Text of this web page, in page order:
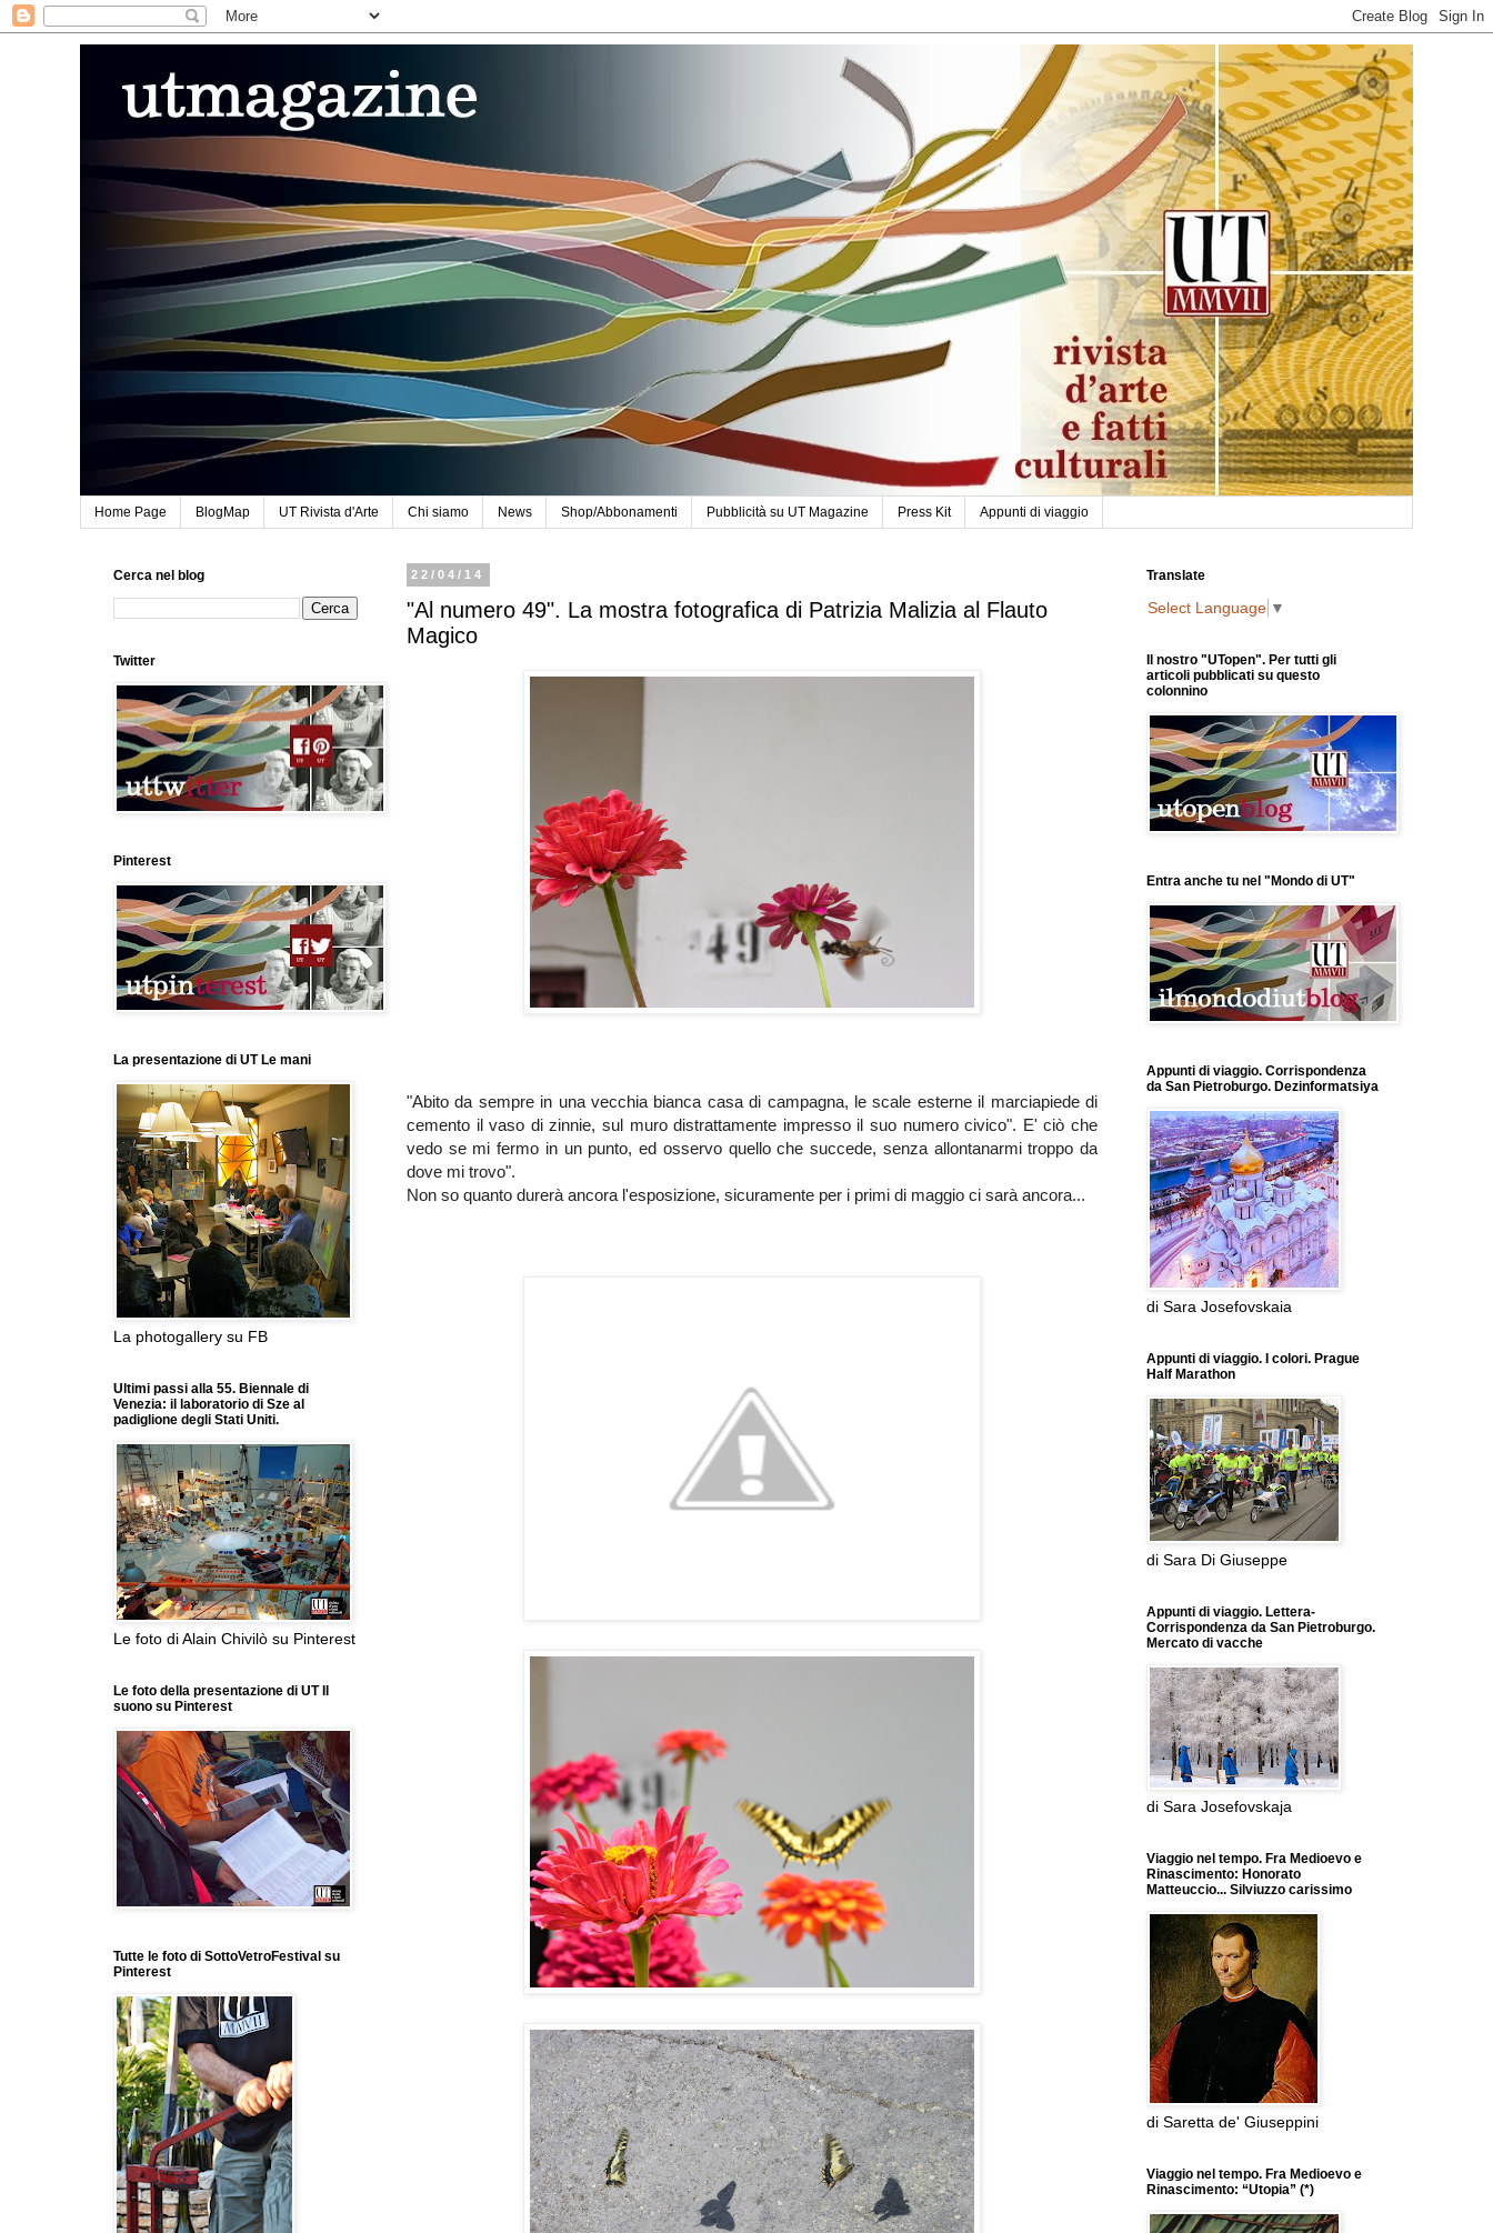
Home Page BlogMap UT Rivista d'Arte Chi siamo News Shop/Abbonamenti Pubblicità su UT Magazine Press Kit Appunti di viaggio
22/04/14
"Al numero 49". La mostra fotografica di Patrizia Malizia al Flauto
Magico
"Abito da sempre in una vecchia bianca casa di campagna, le scale esterne il marciapiede di
cemento il vaso di zinnie, sul muro distrattamente impresso il suo numero civico". E' ciò che
vedo se mi fermo in un punto, ed osservo quello che succede, senza allontanarmi troppo da
dove mi trovo".
Non so quanto durerà ancora l'esposizione, sicuramente per i primi di maggio ci sarà ancora...
Cerca nel blog
Twitter
Pinterest
La presentazione di UT Le mani
La photogallery su FB
Ultimi passi alla 55. Biennale di
Venezia: il laboratorio di Sze al
padiglione degli Stati Uniti.
Le foto di Alain Chivilò su Pinterest
Le foto della presentazione di UT Il
suono su Pinterest
Tutte le foto di SottoVetroFestival su
Pinterest
Translate
Select Language ▼
Il nostro "UTopen". Per tutti gli
articoli pubblicati su questo
colonnino
Entra anche tu nel "Mondo di UT"
Appunti di viaggio. Corrispondenza
da San Pietroburgo. Dezinformatsiya
di Sara Josefovskaia
Appunti di viaggio. I colori. Prague
Half Marathon
di Sara Di Giuseppe
Appunti di viaggio. Lettera-
Corrispondenza da San Pietroburgo.
Mercato di vacche
di Sara Josefovskaja
Viaggio nel tempo. Fra Medioevo e
Rinascimento: Honorato
Matteuccio... Silviuzzo carissimo
di Saretta de' Giuseppini
Viaggio nel tempo. Fra Medioevo e
Rinascimento: “Utopia” (*)